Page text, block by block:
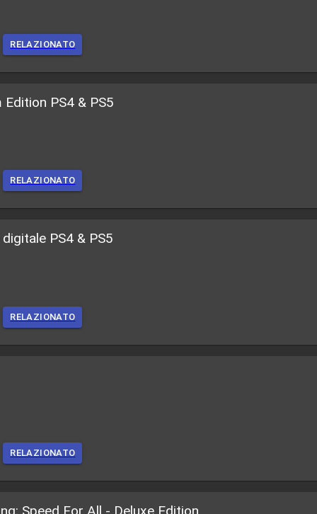
RELAZIONATO
PS4 & PS5
RELAZIONATO
PS4 & PS5
RELAZIONATO
RELAZIONATO